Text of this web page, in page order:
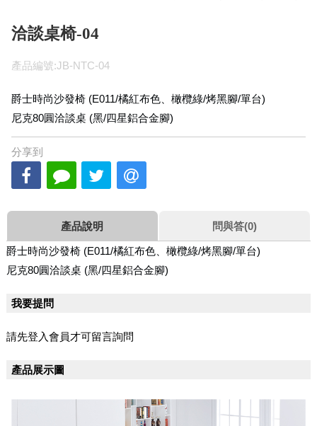
洽談桌椅-04
產品編號:JB-NTC-04
爵士時尚沙發椅 (E011/橘紅布色、橄欖綠/烤黑腳/單台)
尼克80圓洽談桌 (黑/四星鋁合金腳)
分享到
產品說明 問與答(0)
爵士時尚沙發椅 (E011/橘紅布色、橄欖綠/烤黑腳/單台)
尼克80圓洽談桌 (黑/四星鋁合金腳)
我要提問
請先登入會員才可留言詢問
產品展示圖